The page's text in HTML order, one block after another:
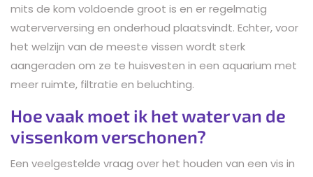
mits de kom voldoende groot is en er regelmatig
waterverversing en onderhoud plaatsvindt. Echter, voor
het welzijn van de meeste vissen wordt sterk
aangeraden om ze te huisvesten in een aquarium met
meer ruimte, filtratie en beluchting.
Hoe vaak moet ik het water van de
vissenkom verschonen?
Een veelgestelde vraag over het houden van een vis in